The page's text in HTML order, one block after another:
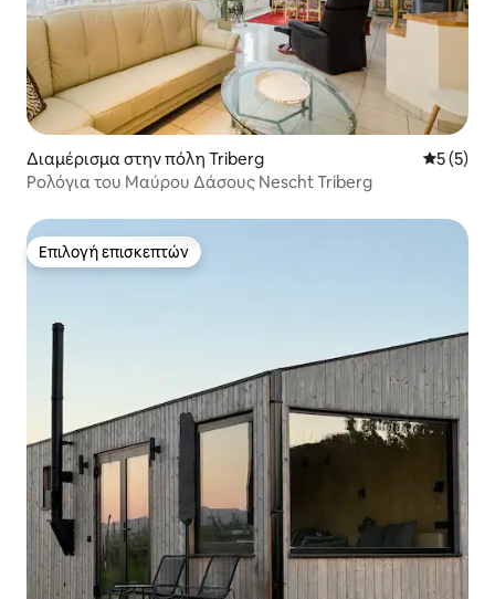
Διαμέρισμα στην πόλη Triberg Μέση
5 (5)
Ρολόγια του Μαύρου Δάσους Nescht Triberg
Επιλογή επισκεπτών
Επιλογή επισκεπτών